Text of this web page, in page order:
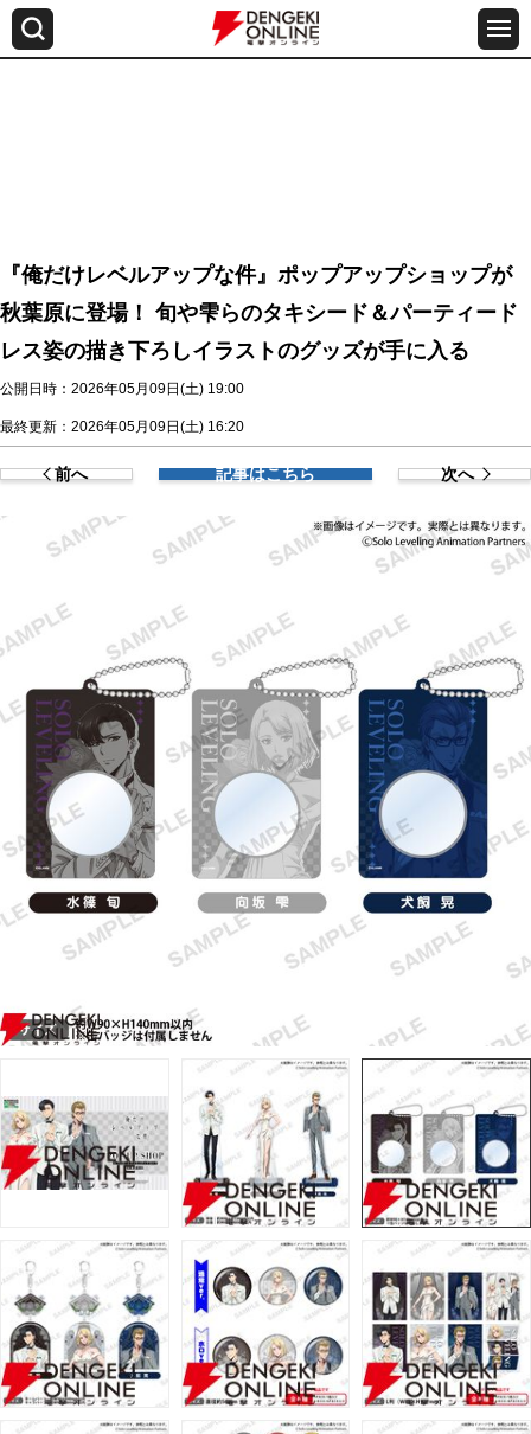
『俺だけレベルアップな件』ポップアップショップが
秋葉原に登場！ 旬や雫らのタキシード＆パーティード
レス姿の描き下ろしイラストのグッズが手に入る
公開日時：2026年05月09日(土) 19:00
最終更新：2026年05月09日(土) 16:20
前へ 記事はこちら 次へ